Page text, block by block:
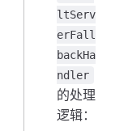
ltServ
erFall
backHa
ndler
的处理
逻辑：